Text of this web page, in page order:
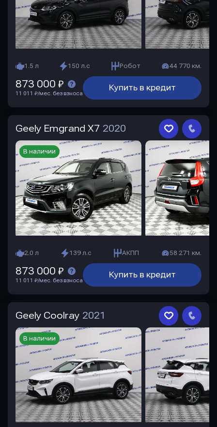
1.5 л 150 л.с Робот 44 770 км.
Купить в кредит
873 000 ₽
11 011 ₽/мес. без взноса
Geely Emgrand X7 2020
2.0 л 139 л.с АКПП 58 271 км.
В наличии
Купить в кредит
873 000 ₽
11 011 ₽/мес. без взноса
Geely Coolray 2021
В наличии